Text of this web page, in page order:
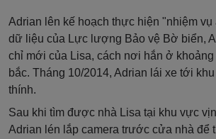
Adrian lên kế hoạch thực hiện "nhiệm vụ
dữ liệu của Lực lượng Bảo vệ Bờ biển,
chỉ mới của Lisa, cách nơi hắn ở khoảng
bắc. Tháng 10/2014, Adrian lái xe tới
thính.
Sau khi tìm được nhà Lisa tại khu vực
Adrian lén lắp camera trước cửa nhà để